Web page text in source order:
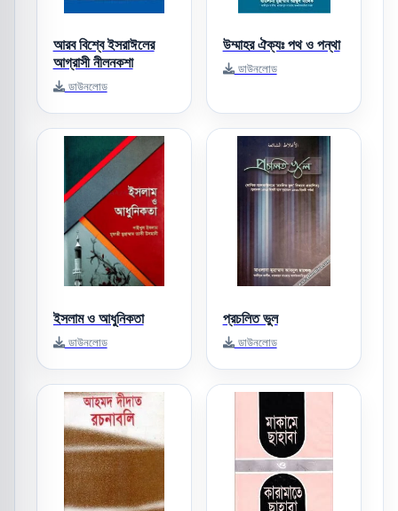
আরব বিশ্বে ইসরাঈলের
আগ্রাসী নীলনকশা
ডাউনলোড
উম্মাহর ঐক্যঃ পথ ও পন্থা
ডাউনলোড
ইসলাম ও আধুনিকতা
ডাউনলোড
প্রচলিত ভুল
ডাউনলোড